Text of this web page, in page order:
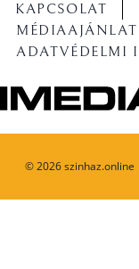
©2026szinhaz.online
KAPCSOLAT
MÉDIAAJÁNLAT
ADATVÉDELMI